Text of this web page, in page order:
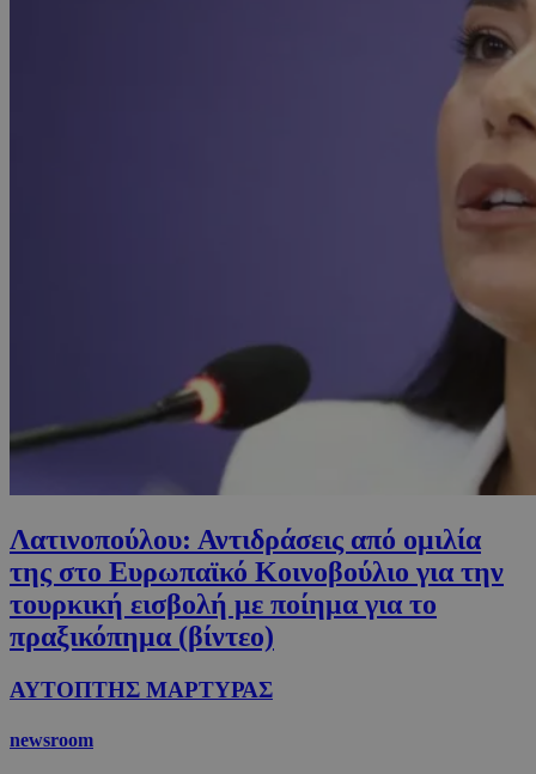
Λατινοπούλου: Αντιδράσεις από ομιλία
της στο Ευρωπαϊκό Κοινοβούλιο για την
τουρκική εισβολή με ποίημα για το
πραξικόπημα (βίντεο)
ΑΥΤΟΠΤΗΣ ΜΑΡΤΥΡΑΣ
newsroom